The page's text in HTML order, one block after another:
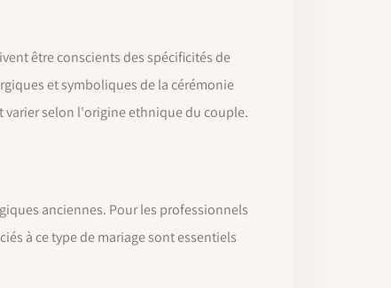
être conscients des spécificités de
et symboliques de la cérémonie
varier selon l'origine ethnique du couple.
anciennes. Pour les professionnels
à ce type de mariage sont essentiels